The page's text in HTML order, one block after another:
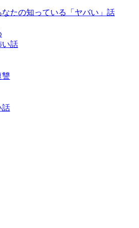
たの知っている「ヤバい」話
い話
讐
話